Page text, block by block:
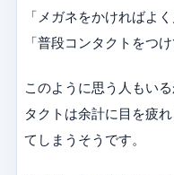
「メガネをかければよ
「普段コンタクトをつ
このように思う人もい
タクトは余計に目を疲
てしまうそうです。